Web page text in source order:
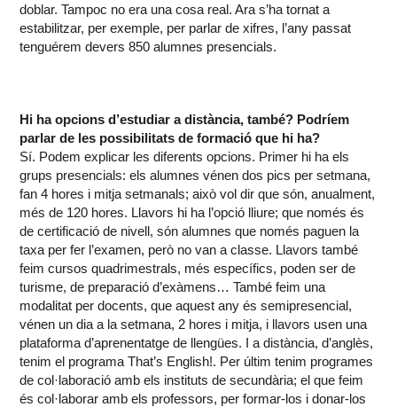
doblar. Tampoc no era una cosa real. Ara s’ha tornat a
estabilitzar, per exemple, per parlar de xifres, l’any passat
tenguérem devers 850 alumnes presencials.
Hi ha opcions d’estudiar a distància, també? Podríem
parlar de les possibilitats de formació que hi ha?
Sí. Podem explicar les diferents opcions. Primer hi ha els
grups presencials: els alumnes vénen dos pics per setmana,
fan 4 hores i mitja setmanals; això vol dir que són, anualment,
més de 120 hores. Llavors hi ha l’opció lliure; que només és
de certificació de nivell, són alumnes que només paguen la
taxa per fer l’examen, però no van a classe. Llavors també
feim cursos quadrimestrals, més específics, poden ser de
turisme, de preparació d’exàmens… També feim una
modalitat per docents, que aquest any és semipresencial,
vénen un dia a la setmana, 2 hores i mitja, i llavors usen una
plataforma d’aprenentatge de llengües. I a distància, d’anglès,
tenim el programa That’s English!. Per últim tenim programes
de col·laboració amb els instituts de secundària; el que feim
és col·laborar amb els professors, per formar-los i donar-los